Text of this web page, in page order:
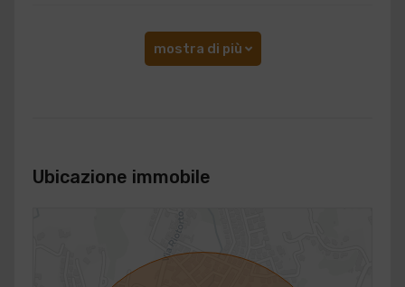
mostra di più
Ubicazione immobile